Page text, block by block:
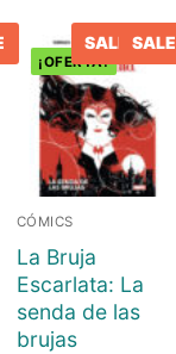
¡OFERTA!
CÓMICS
SALE SALE
La Bruja
Escarlata: La
senda de las
brujas